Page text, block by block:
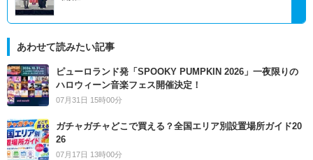
あわせて読みたい記事
ピューロランド発「SPOOKY PUMPKIN 2026」一夜限りの
ハロウィーン音楽フェス開催決定！
07月31日 15時00分
ガチャガチャどこで買える？全国エリア別設置場所ガイド20
26
07月17日 13時00分